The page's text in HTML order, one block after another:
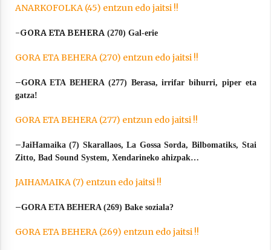
ANARKOFOLKA (45) entzun edo jaitsi !!
-GORA ETA BEHERA(270) Gal-erie
GORA ETA BEHERA (270) entzun edo jaitsi !!
–GORA ETA BEHERA (277) Berasa, irrifar bihurri, piper eta
gatza!
GORA ETA BEHERA (277) entzun edo jaitsi !!
–JaiHamaika (7) Skarallaos, La Gossa Sorda, Bilbomatiks, Stai
Zitto, Bad Sound System, Xendarineko ahizpak…
JAIHAMAIKA (7) entzun edo jaitsi !!
–GORA ETA BEHERA (269) Bake soziala?
GORA ETA BEHERA (269) entzun edo jaitsi !!